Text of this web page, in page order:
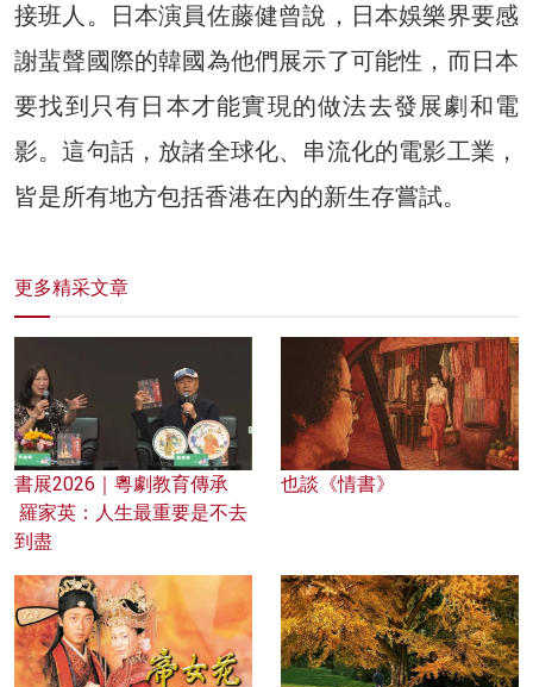
接班人。日本演員佐藤健曾說，日本娛樂界要感
謝蜚聲國際的韓國為他們展示了可能性，而日本
要找到只有日本才能實現的做法去發展劇和電
影。這句話，放諸全球化、串流化的電影工業，
皆是所有地方包括香港在內的新生存嘗試。
更多精采文章
書展2026｜粵劇教育傳承
羅家英：人生最重要是不去
到盡
也談《情書》